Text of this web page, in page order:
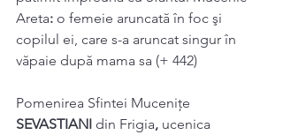
Areta: o femeie aruncată în foc şi
copilul ei, care s-a aruncat singur în
văpaie după mama sa (+ 442)
Pomenirea Sfintei Mucenițe
SEVASTIANI din Frigia, ucenica